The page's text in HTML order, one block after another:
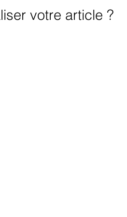
votre article ?